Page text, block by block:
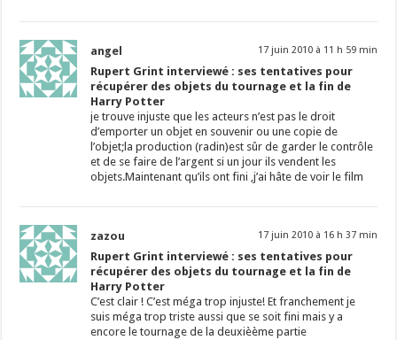
angel 17 juin 2010 à 11 h 59 min
Rupert Grint interviewé : ses tentatives pour
récupérer des objets du tournage et la fin de
Harry Potter
je trouve injuste que les acteurs n’est pas le droit
d’emporter un objet en souvenir ou une copie de
l’objet;la production (radin)est sûr de garder le contrôle
et de se faire de l’argent si un jour ils vendent les
objets.Maintenant qu’ils ont fini ,j’ai hâte de voir le film
zazou 17 juin 2010 à 16 h 37 min
Rupert Grint interviewé : ses tentatives pour
récupérer des objets du tournage et la fin de
Harry Potter
C’est clair ! C’est méga trop injuste! Et franchement je
suis méga trop triste aussi que se soit fini mais y a
encore le tournage de la deuxièème partie